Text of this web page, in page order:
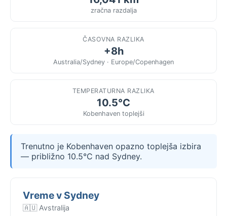
zračna razdalja
ČASOVNA RAZLIKA
+8h
Australia/Sydney · Europe/Copenhagen
TEMPERATURNA RAZLIKA
10.5°C
Kobenhaven toplejši
Trenutno je Kobenhaven opazno toplejša izbira
— približno 10.5°C nad Sydney.
Vreme v Sydney
🇦🇺 Avstralija